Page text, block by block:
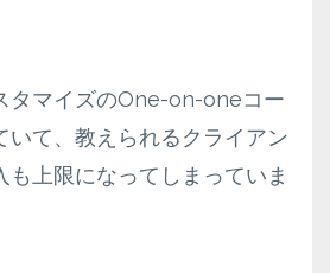
タマイズのOne-on-oneコー
いて、教えられるクライアン
も上限になってしまっていま